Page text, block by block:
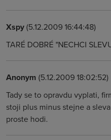
Xspy(5.12.2009 16:44:48)
TARÉ DOBRÉ "NECHCI
Anonym (5.12.2009 18:02:52)
Tady se to opravdu vyplati,
stoji plus minus stejne a
proste hodi.